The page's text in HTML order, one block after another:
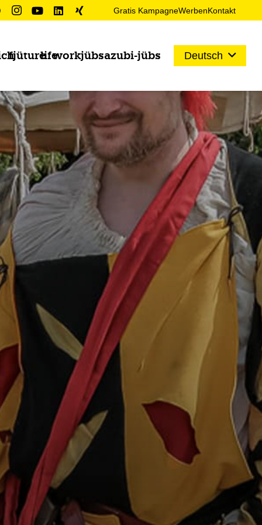
Gratis KampagneWerbenKontakt
fjüturelifeworkjübsazubi-jübs Deutsch